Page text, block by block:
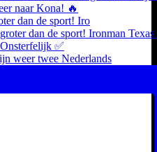
dan de sport! Iro
weer twee Nederlands